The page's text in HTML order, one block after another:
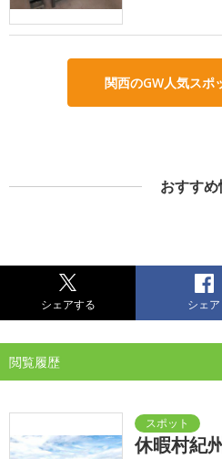
関西のGW人気スポ
おすすめ
シェアする シェア
閲覧履歴
休暇村紀